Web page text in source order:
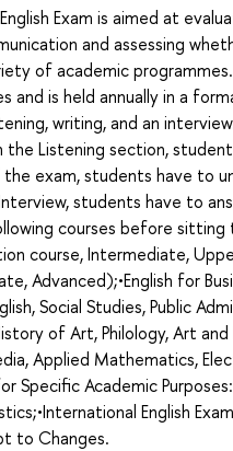
Exam is aimed at
and assessing
of academic
and is held annually in a
writing, and an
the Listening section,
exam, students have to
students have to
courses before sitting
course, Intermediate,
Advanced);•English for
Social Studies, Public
of Art, Philology, Art
Applied Mathematics,
Specific Academic
English
to Changes.